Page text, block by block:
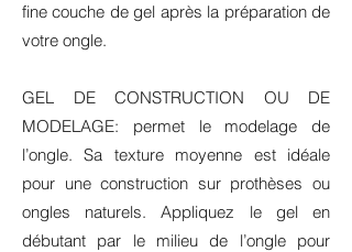
fine couche de gel après la préparation de
votre ongle.
GEL DE CONSTRUCTION OU DE
MODELAGE: permet le modelage de
l’ongle. Sa texture moyenne est idéale
pour une construction sur prothèses ou
ongles naturels. Appliquez le gel en
débutant par le milieu de l’ongle pour